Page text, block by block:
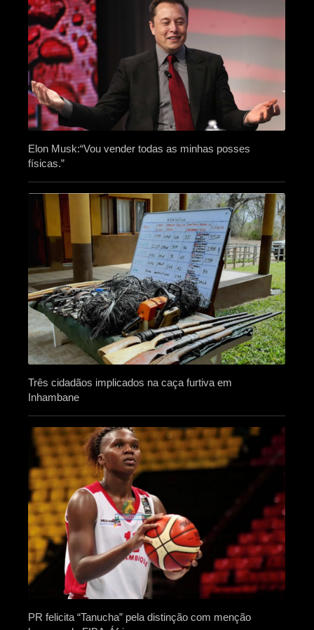
Elon Musk:“Vou vender todas as minhas posses
físicas.”
Três cidadãos implicados na caça furtiva em
Inhambane
PR felicita “Tanucha” pela distinção com menção